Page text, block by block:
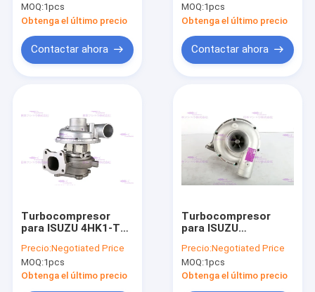
MOQ:1pcs
Obtenga el último precio
Contactar ahora
MOQ:1pcs
Obtenga el último precio
Contactar ahora
Turbocompresor
para ISUZU 4HK1-TC
Precio:Negotiated Price
MOQ:1pcs
Obtenga el último precio
Turbocompresor
para ISUZU
14400377-0
Precio:Negotiated Price
MOQ:1pcs
Obtenga el último precio